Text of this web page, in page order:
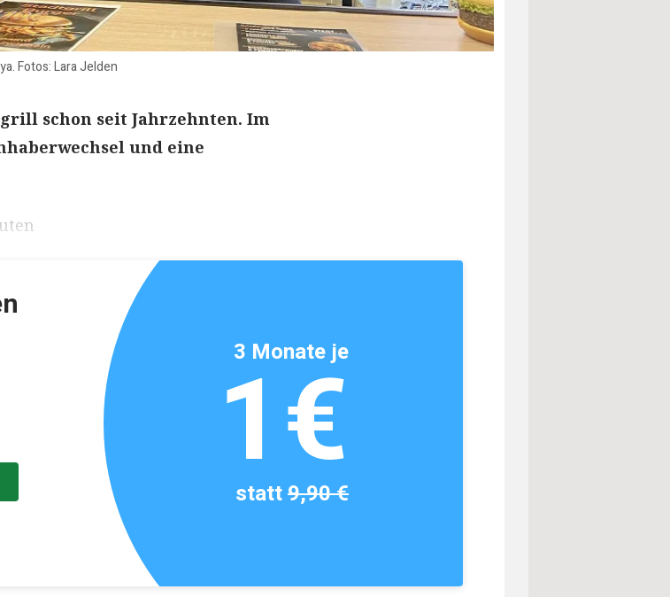
Fotos: Lara Jelden
schon seit Jahrzehnten. Im
und eine
3 Monate je
1€
statt9,90 €